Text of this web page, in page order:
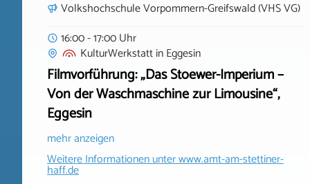
Volkshochschule Vorpommern-Greifswald (VHS VG)
16:00 - 17:00 Uhr
KulturWerkstattinEggesin
Filmvorführung: „Das Stoewer-Imperium –
Von der Waschmaschine zur Limousine“,
Eggesin
mehr anzeigen
Weitere Informationen unterwww.amt-am-stettiner-
haff.de